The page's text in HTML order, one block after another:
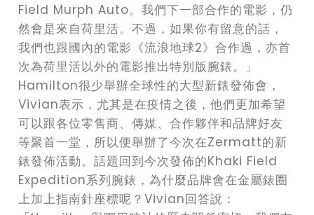
Field Murph Auto。我們下一部合作的電影，仍
然會是來自荷里活。不過，如果你有留意的話，
我們也跟國內的電影《流浪地球2》合作過，亦首
次為荷里活以外的電影推出特別版腕錶。」
Hamilton很少舉辦全球性的大型新錶發佈會，
Vivian表示，尤其是在疫情之後，他們更加希望
可以跟各位零售商、傳媒、合作夥伴和品牌好友
等聚首一堂，所以便舉辦了今次在Zermatt的新
錶發佈活動。話題回到今次發佈的Khaki Field
Expedition系列腕錶，為什麼品牌會在金屬錶圈
上加上指南針座標呢？Vivian回答說：